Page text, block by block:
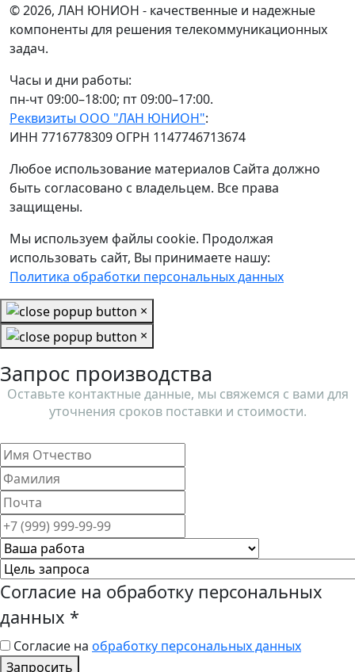
© 2026, ЛАН ЮНИОН - качественные и надежные
компоненты для решения телекоммуникационных
задач.
Часы и дни работы:
пн-чт 09:00–18:00; пт 09:00–17:00.
Реквизиты ООО "ЛАН ЮНИОН":
ИНН 7716778309 ОГРН 1147746713674
Любое использование материалов Сайта должно
быть согласовано с владельцем. Все права
защищены.
Мы используем файлы cookie. Продолжая
использовать сайт, Вы принимаете нашу:
Политика обработки персональных данных
×
×
Запрос производства
Оставьте контактные данные, мы свяжемся с вами для
уточнения сроков поставки и стоимости.
Согласие на обработку персональных
данных *
Согласие на обработку персональных данных
Запросить